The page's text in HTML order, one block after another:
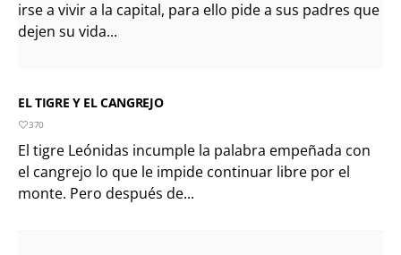
irse a vivir a la capital, para ello pide a sus padres que
dejen su vida...
EL TIGRE Y EL CANGREJO
370
El tigre Leónidas incumple la palabra empeñada con
el cangrejo lo que le impide continuar libre por el
monte. Pero después de...